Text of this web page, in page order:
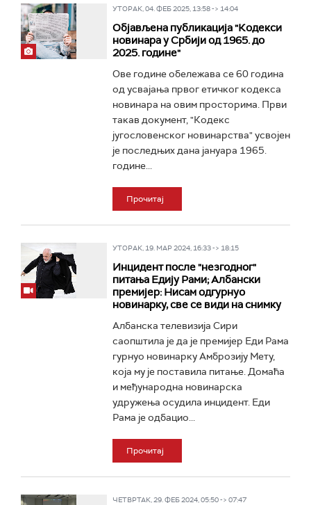
УТОРАК, 04. ФЕБ 2025, 13:58 -> 14:04
Објављена публикација "Кодекси
новинара у Србији од 1965. до
2025. године"
Ове године обележава се 60 година
од усвајања првог етичког кодекса
новинара на овим просторима. Први
такав документ, "Кодекс
југословенског новинарства" усвојен
је последњих дана јануара 1965.
године...
Прочитај
УТОРАК, 19. МАР 2024, 16:33 -> 18:15
Инцидент после "незгодног"
питања Едију Рами; Албански
премијер: Нисам одгурнуо
новинарку, све се види на снимку
Албанска телевизија Сири
саопштила је да је премијер Еди Рама
гурнуо новинарку Амброзију Мету,
која му је поставила питање. Домаћа
и међународна новинарска
удружења осудила инцидент. Еди
Рама је одбацио...
Прочитај
ЧЕТВРТАК, 29. ФЕБ 2024, 05:50 -> 07:47